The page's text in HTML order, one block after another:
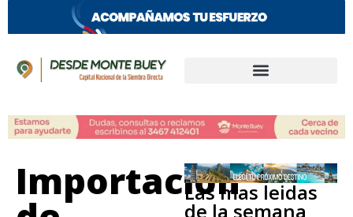
ImportaciónLas mas leidas
de la semana